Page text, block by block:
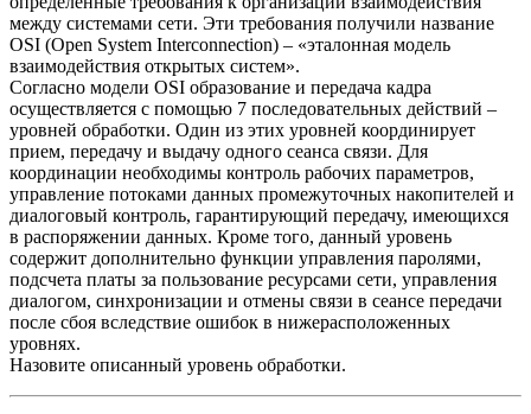
между системами сети. Эти требования получили название
OSI (Open System Interconnection) – «эталонная модель
взаимодействия открытых систем».
Согласно модели OSI образование и передача кадра
осуществляется с помощью 7 последовательных действий –
уровней обработки. Один из этих уровней координирует
прием, передачу и выдачу одного сеанса связи. Для
координации необходимы контроль рабочих параметров,
управление потоками данных промежуточных накопителей и
диалоговый контроль, гарантирующий передачу, имеющихся
в распоряжении данных. Кроме того, данный уровень
содержит дополнительно функции управления паролями,
подсчета платы за пользование ресурсами сети, управления
диалогом, синхронизации и отмены связи в сеансе передачи
после сбоя вследствие ошибок в нижерасположенных
уровнях.
Назовите описанный уровень обработки.